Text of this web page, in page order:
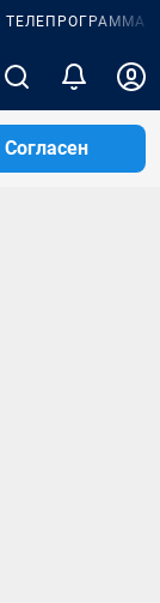
ТЕЛЕПРОГРАММА
Согласен